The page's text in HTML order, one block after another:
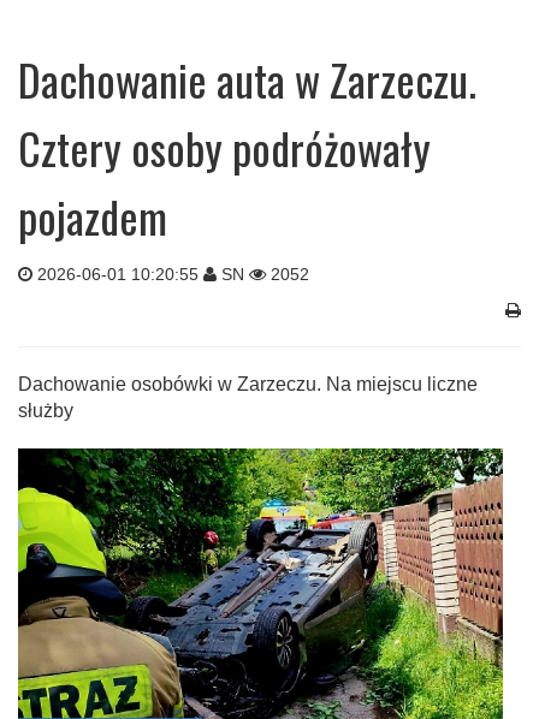
Dachowanie auta w Zarzeczu.
Cztery osoby podróżowały
pojazdem
2026-06-01 10:20:55 SN 2052
Dachowanie osobówki w Zarzeczu. Na miejscu liczne
służby